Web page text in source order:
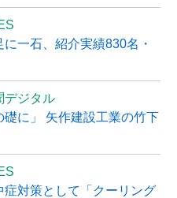
一石、紹介実績830名・
デジタル
礎に」 矢作建設工業の竹下
対策として「クーリング